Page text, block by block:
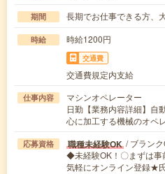
期間 長期でお仕事できる方、
時給 時給1200円
交通費
交通費規定内支給
仕事内容
マシンオペレーター
日勤【業務内容詳細】自
心に加工する機械のオペ
応募資格 職種未経験OK / ブラン
◆未経験OK！〇まずは事
気軽にオンライン登録★